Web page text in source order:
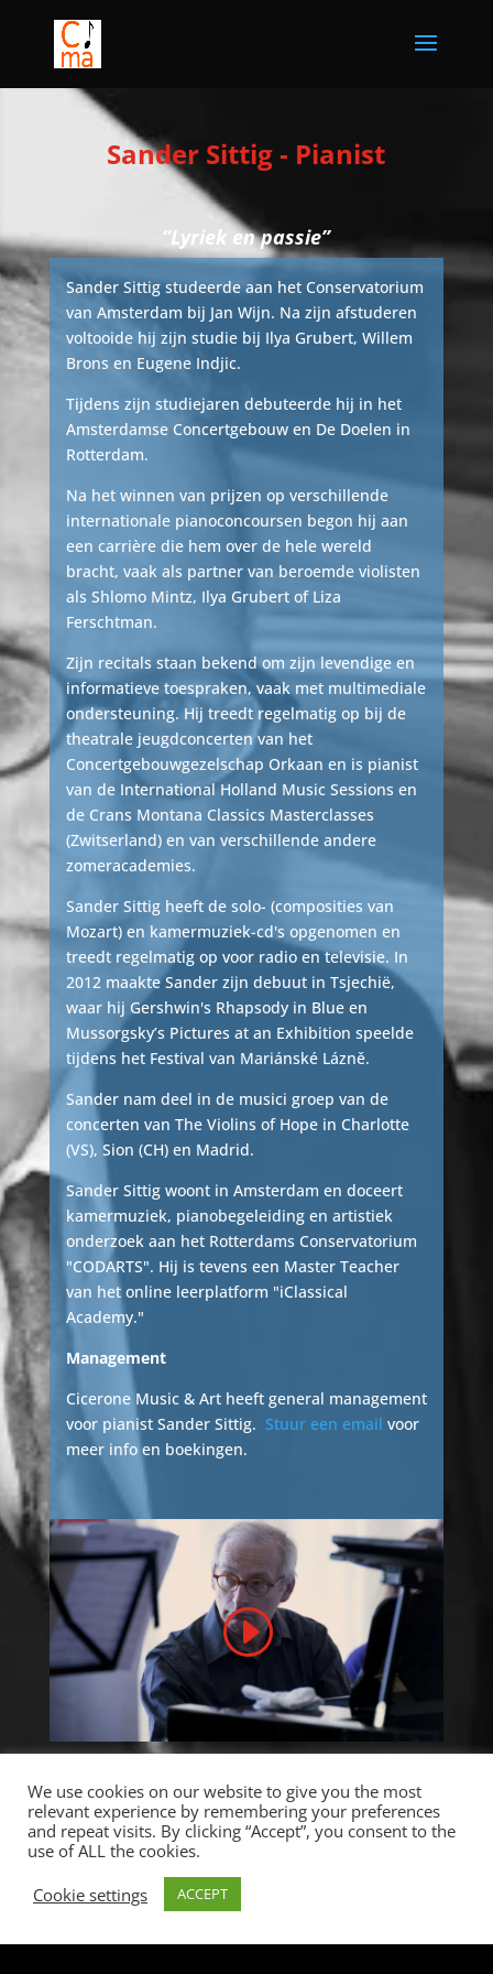
Sander Sittig - Pianist
“Lyriek en passie”
Sander Sittig studeerde aan het Conservatorium
van Amsterdam bij Jan Wijn. Na zijn afstuderen
voltooide hij zijn studie bij Ilya Grubert, Willem
Brons en Eugene Indjic.
Tijdens zijn studiejaren debuteerde hij in het
Amsterdamse Concertgebouw en De Doelen in
Rotterdam.
Na het winnen van prijzen op verschillende
internationale pianoconcoursen begon hij aan
een carrière die hem over de hele wereld
bracht, vaak als partner van beroemde violisten
als Shlomo Mintz, Ilya Grubert of Liza
Ferschtman.
Zijn recitals staan bekend om zijn levendige en
informatieve toespraken, vaak met multimediale
ondersteuning. Hij treedt regelmatig op bij de
theatrale jeugdconcerten van het
Concertgebouwgezelschap Orkaan en is pianist
van de International Holland Music Sessions en
de Crans Montana Classics Masterclasses
(Zwitserland) en van verschillende andere
zomeracademies.
Sander Sittig heeft de solo- (composities van
Mozart) en kamermuziek-cd's opgenomen en
treedt regelmatig op voor radio en televisie. In
2012 maakte Sander zijn debuut in Tsjechië,
waar hij Gershwin's Rhapsody in Blue en
Mussorgsky’s Pictures at an Exhibition speelde
tijdens het Festival van Mariánské Lázně.
Sander nam deel in de musici groep van de
concerten van The Violins of Hope in Charlotte
(VS), Sion (CH) en Madrid.
Sander Sittig woont in Amsterdam en doceert
kamermuziek, pianobegeleiding en artistiek
onderzoek aan het Rotterdams Conservatorium
"CODARTS". Hij is tevens een Master Teacher
van het online leerplatform "iClassical
Academy."
Management
Cicerone Music & Art heeft general management
voor pianist Sander Sittig. Stuur een email voor
meer info en boekingen.
We use cookies on our website to give you the most
relevant experience by remembering your preferences
and repeat visits. By clicking “Accept”, you consent to the
use of ALL the cookies.
Cookie settings
ACCEPT